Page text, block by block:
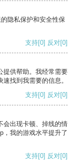
隐私保护和安全性保
支持[0] 反对[0]
提供帮助。我经常需要
找到我需要的信息。
支持[0] 反对[0]
会出现卡顿、掉线的情
，我的游戏水平提升了
支持[0] 反对[0]